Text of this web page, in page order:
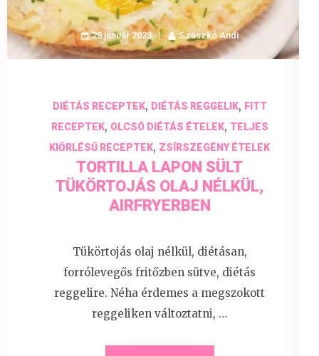
28 január 2023 Szaszkó Andi
DIÉTÁS RECEPTEK, DIÉTÁS REGGELIK, FITT
RECEPTEK, OLCSÓ DIÉTÁS ÉTELEK, TELJES
KIŐRLÉSŰ RECEPTEK, ZSÍRSZEGÉNY ÉTELEK
TORTILLA LAPON SÜLT
TÜKÖRTOJÁS OLAJ NÉLKÜL,
AIRFRYERBEN
Tükörtojás olaj nélkül, diétásan,
forrólevegős fritőzben sütve, diétás
reggelire. Néha érdemes a megszokott
reggeliken változtatni, …